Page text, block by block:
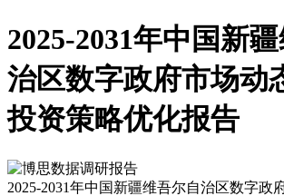
2025-2031年中国新
治区数字政府市场动
投资策略优化报告
2025-2031年中国新疆维吾尔自治区数字政